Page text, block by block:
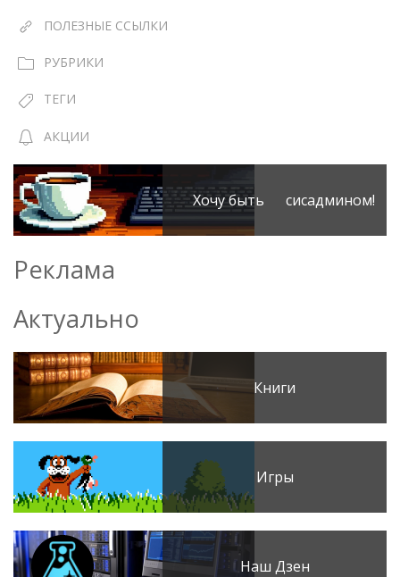
ПОЛЕЗНЫЕ ССЫЛКИ
РУБРИКИ
ТЕГИ
АКЦИИ
Хочу быть сисадмином!
Реклама
Актуально
Книги
Игры
Наш Дзен